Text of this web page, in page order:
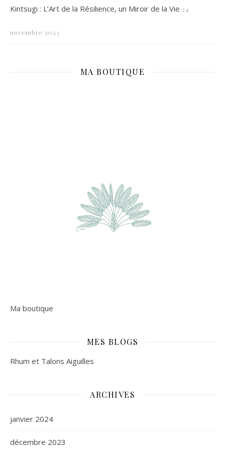
Kintsugi : L’Art de la Résilience, un Miroir de la Vie 24
novembre 2023
MA BOUTIQUE
Ma boutique
MES BLOGS
Rhum et Talons Aiguilles
ARCHIVES
janvier 2024
décembre 2023